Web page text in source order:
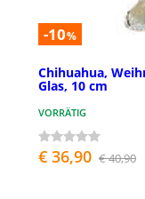
-10%
Chihuahua,
Glas, 10 cm
VORRÄTIG
€ 36,90 € 40,90